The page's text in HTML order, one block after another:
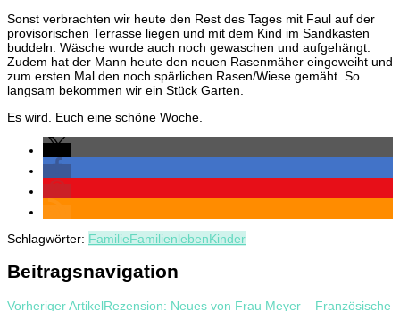
Sonst verbrachten wir heute den Rest des Tages mit Faul auf der
provisorischen Terrasse liegen und mit dem Kind im Sandkasten
buddeln. Wäsche wurde auch noch gewaschen und aufgehängt.
Zudem hat der Mann heute den neuen Rasenmäher eingeweiht und
zum ersten Mal den noch spärlichen Rasen/Wiese gemäht. So
langsam bekommen wir ein Stück Garten.
Es wird. Euch eine schöne Woche.
Schlagwörter: FamilieFamilienlebenKinder
Beitragsnavigation
Vorheriger ArtikelRezension: Neues von Frau Meyer – Französische